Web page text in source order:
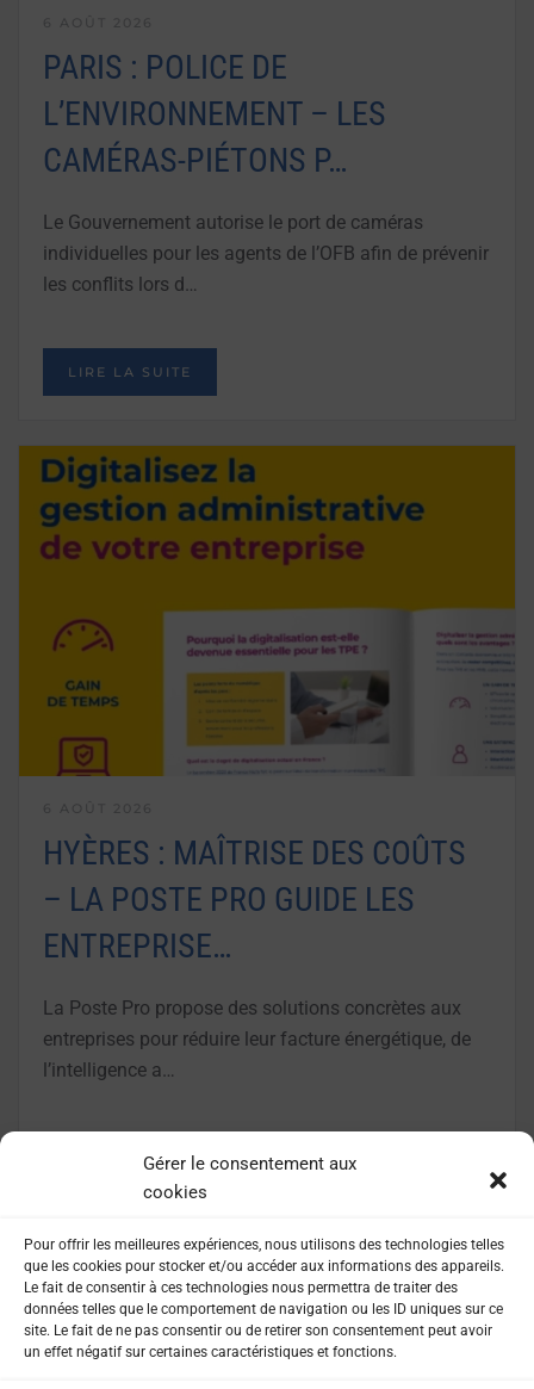
Gérer le consentement aux
cookies
Pour offrir les meilleures expériences, nous utilisons des technologies telles
que les cookies pour stocker et/ou accéder aux informations des appareils.
Le fait de consentir à ces technologies nous permettra de traiter des
données telles que le comportement de navigation ou les ID uniques sur ce
site. Le fait de ne pas consentir ou de retirer son consentement peut avoir
un effet négatif sur certaines caractéristiques et fonctions.
PARIS : POLICE DE
L’ENVIRONNEMENT – LES
CAMÉRAS-PIÉTONS P…
Le Gouvernement autorise le port de caméras
individuelles pour les agents de l’OFB afin de prévenir
les conflits lors d…
LIRE LA SUITE
HYÈRES : MAÎTRISE DES COÛTS
– LA POSTE PRO GUIDE LES
ENTREPRISE…
La Poste Pro propose des solutions concrètes aux
entreprises pour réduire leur facture énergétique, de
l’intelligence a…
LIRE LA SUITE